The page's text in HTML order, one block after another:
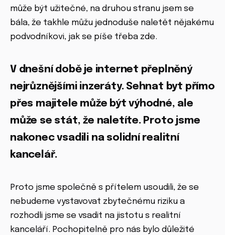
může být užitečné, na druhou stranu jsem se
bála, že takhle můžu jednoduše naletět nějakému
podvodníkovi, jak se píše třeba zde.
V dnešní době je internet přeplněný
nejrůznějšími inzeráty. Sehnat byt přímo
přes majitele může být výhodné, ale
může se stát, že naletíte. Proto jsme
nakonec vsadili na solidní realitní
kancelář.
Proto jsme společně s přítelem usoudili, že se
nebudeme vystavovat zbytečnému riziku a
rozhodli jsme se vsadit na jistotu s realitní
kanceláří. Pochopitelně pro nás bylo důležité